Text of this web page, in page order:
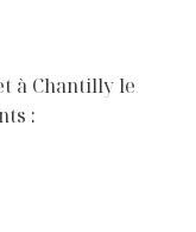
à Chantilly le
: